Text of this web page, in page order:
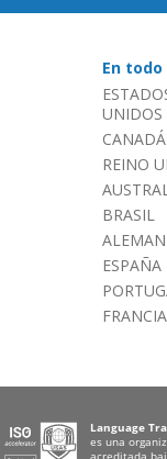
En
UNIDOS
REINO
BRASIL
ESPAÑA
FRANCIA